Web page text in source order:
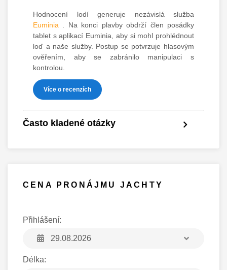
Hodnocení lodí generuje nezávislá služba
Euminia
. Na konci plavby obdrží člen posádky
tablet s aplikací Euminia, aby si mohl prohlédnout
loď a naše služby. Postup se potvrzuje hlasovým
ověřením, aby se zabránilo manipulaci s
kontrolou.
Více o recenzích
Často kladené otázky
CENA PRONÁJMU JACHTY
Přihlášení:
Délka: